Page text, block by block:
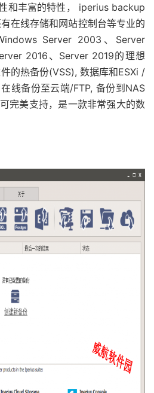
和丰富的特性， iperius backup
在线存储和网站控制台等专业的
Server 2003、Server
2016、Server 2019的理想
的热备份(VSS), 数据库和ESXi /
线备份至云端/FTP, 备份到NAS
完美支持，是一款非常强大的数